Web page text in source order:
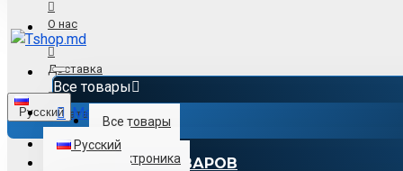
О нас
Доставка
Оплата
Все товары
Все товары
Электроника
Русский
Русский
Menu
КАТАЛОГ ТОВАРОВ